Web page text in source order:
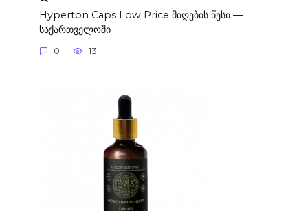
Hyperton Caps Low Price მიღების წესი —
საქართველოში
0 13